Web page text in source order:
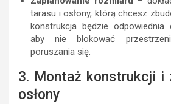
tarasu i osłony, którą chcesz
konstrukcja będzie
aby nie blokować
poruszania się.
3. Montaż konstrukcji i
osłony